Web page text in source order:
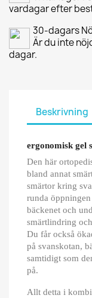
vardagar efter
30-dagars
Är du inte
dagar.
Beskrivning
ergonomisk gel
Den här
bland annat
smärtor kring
runda
bäckenet och
smärtlindring
Du får också
på svanskotan,
samtidigt som
på.
Allt detta i